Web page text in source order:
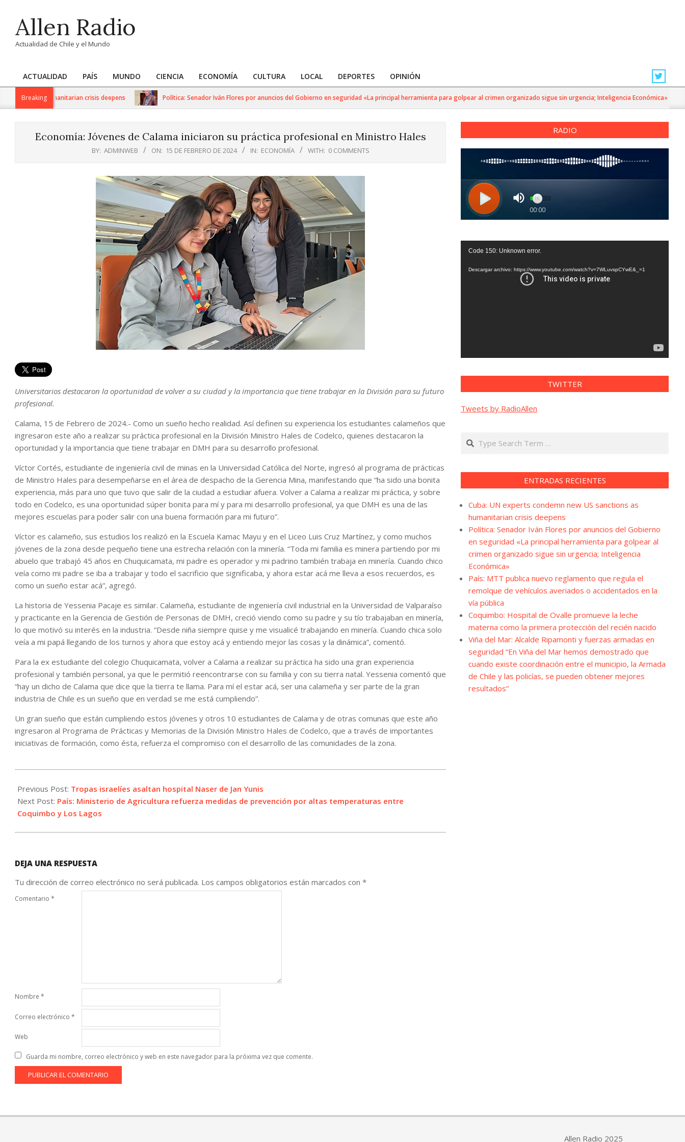
contentAllen Radio
Actualidad de Chile y el Mundo
Primary
Navigation
ACTUALIDAD PAÍS MUNDO CIENCIA ECONOMÍA CULTURA LOCAL DEPORTES OPINIÓN
Breaking
as humanitarian crisis deepens Política: Senador Iván Flores por anuncios del Gobierno en seguridad «La principal herramienta para golpear al crimen organizado sigue sin urgencia; Inteligencia Económica»
Economía: Jóvenes de Calama iniciaron su práctica profesional en Ministro Hales
BY: ADMINWEB ON: 15 DE FEBRERO DE 2024 IN: ECONOMÍA WITH: 0 COMMENTS
Universitarios destacaron la oportunidad de volver a su ciudad y la importancia que tiene trabajar en la División para su futuro
profesional.
Calama, 15 de Febrero de 2024.- Como un sueño hecho realidad. Así definen su experiencia los estudiantes calameños que
ingresaron este año a realizar su práctica profesional en la División Ministro Hales de Codelco, quienes destacaron la
oportunidad y la importancia que tiene trabajar en DMH para su desarrollo profesional.
Víctor Cortés, estudiante de ingeniería civil de minas en la Universidad Católica del Norte, ingresó al programa de prácticas
de Ministro Hales para desempeñarse en el área de despacho de la Gerencia Mina, manifestando que “ha sido una bonita
experiencia, más para uno que tuvo que salir de la ciudad a estudiar afuera. Volver a Calama a realizar mi práctica, y sobre
todo en Codelco, es una oportunidad súper bonita para mí y para mi desarrollo profesional, ya que DMH es una de las
mejores escuelas para poder salir con una buena formación para mi futuro”.
Víctor es calameño, sus estudios los realizó en la Escuela Kamac Mayu y en el Liceo Luis Cruz Martínez, y como muchos
jóvenes de la zona desde pequeño tiene una estrecha relación con la minería. “Toda mi familia es minera partiendo por mi
abuelo que trabajó 45 años en Chuquicamata, mi padre es operador y mi padrino también trabaja en minería. Cuando chico
veía como mi padre se iba a trabajar y todo el sacrificio que significaba, y ahora estar acá me lleva a esos recuerdos, es
como un sueño estar acá”, agregó.
La historia de Yessenia Pacaje es similar. Calameña, estudiante de ingeniería civil industrial en la Universidad de Valparaíso
y practicante en la Gerencia de Gestión de Personas de DMH, creció viendo como su padre y su tío trabajaban en minería,
lo que motivó su interés en la industria. “Desde niña siempre quise y me visualicé trabajando en minería. Cuando chica solo
veía a mi papá llegando de los turnos y ahora que estoy acá y entiendo mejor las cosas y la dinámica”, comentó.
Para la ex estudiante del colegio Chuquicamata, volver a Calama a realizar su práctica ha sido una gran experiencia
profesional y también personal, ya que le permitió reencontrarse con su familia y con su tierra natal. Yessenia comentó que
“hay un dicho de Calama que dice que la tierra te llama. Para mí el estar acá, ser una calameña y ser parte de la gran
industria de Chile es un sueño que en verdad se me está cumpliendo”.
Un gran sueño que están cumpliendo estos jóvenes y otros 10 estudiantes de Calama y de otras comunas que este año
ingresaron al Programa de Prácticas y Memorias de la División Ministro Hales de Codelco, que a través de importantes
iniciativas de formación, como ésta, refuerza el compromiso con el desarrollo de las comunidades de la zona.
02-
15
Previous Post: Tropas israelíes asaltan hospital Naser de Jan Yunis
Next Post: País: Ministerio de Agricultura refuerza medidas de prevención por altas temperaturas entre
Coquimbo y Los Lagos
DEJA UNA RESPUESTA
Tu dirección de correo electrónico no será publicada. Los campos obligatorios están marcados con *
Comentario *
Nombre *
Correo electrónico *
Web
Guarda mi nombre, correo electrónico y web en este navegador para la próxima vez que comente.
RADIO
Reproductor
vídeo
Code 150: Unknown error.
Descargar archivo: https://www.youtube.com/watch?v=7WLuvspCYwE&_=1
TWITTER
Tweets by RadioAllen
Search
ENTRADAS RECIENTES
Cuba: UN experts condemn new US sanctions as
humanitarian crisis deepens
Política: Senador Iván Flores por anuncios del Gobierno
en seguridad «La principal herramienta para golpear al
crimen organizado sigue sin urgencia; Inteligencia
Económica»
País: MTT publica nuevo reglamento que regula el
remolque de vehículos averiados o accidentados en la
vía pública
Coquimbo: Hospital de Ovalle promueve la leche
materna como la primera protección del recién nacido
Viña del Mar: Alcalde Ripamonti y fuerzas armadas en
seguridad “En Viña del Mar hemos demostrado que
cuando existe coordinación entre el municipio, la Armada
de Chile y las policías, se pueden obtener mejores
resultados”
Allen Radio 2025